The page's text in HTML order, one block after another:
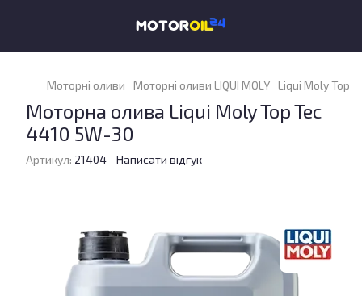
Моторні оливи Моторні оливи LIQUI MOLY Liqui Moly Top
Моторна олива Liqui Moly Top Tec
4410 5W-30
Артикул: 21404 Написати відгук